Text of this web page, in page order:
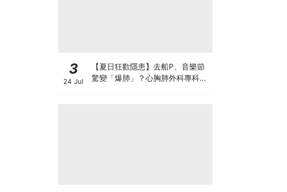
3
24 Jul
【夏日狂歡隱患】去船P、音樂節
驚變「爆肺」？心胸肺外科專科醫